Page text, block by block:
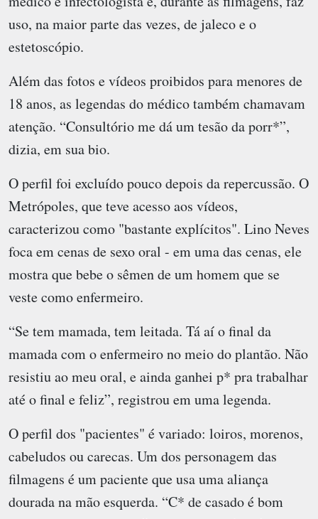
uso, na maior parte das vezes, de jaleco e o
estetoscópio.
Além das fotos e vídeos proibidos para menores de
18 anos, as legendas do médico também chamavam
atenção. “Consultório me dá um tesão da porr*”,
dizia, em sua bio.
O perfil foi excluído pouco depois da repercussão. O
Metrópoles, que teve acesso aos vídeos,
caracterizou como "bastante explícitos". Lino Neves
foca em cenas de sexo oral - em uma das cenas, ele
mostra que bebe o sêmen de um homem que se
veste como enfermeiro.
“Se tem mamada, tem leitada. Tá aí o final da
mamada com o enfermeiro no meio do plantão. Não
resistiu ao meu oral, e ainda ganhei p* pra trabalhar
até o final e feliz”, registrou em uma legenda.
O perfil dos "pacientes" é variado: loiros, morenos,
cabeludos ou carecas. Um dos personagem das
filmagens é um paciente que usa uma aliança
dourada na mão esquerda. “C* de casado é bom